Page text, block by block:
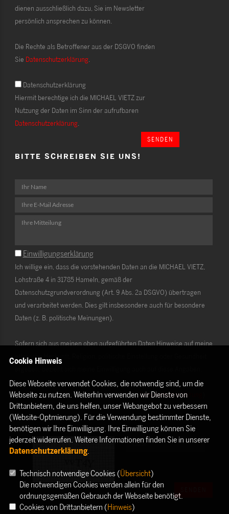
dienen ausschließlich dazu, Sie im Newsletter
persönlich ansprechen zu können.
Die Rechte als Betroffener aus der DSGVO finden
Sie Datenschutzerklärung.
Datenschutzerklärung
Hiermit berechtige ich die MICHAEL VIETZ zur
Nutzung der Daten im Sinn der aufrufbaren
Datenschutzerklärung.
SENDEN
BITTE SCHREIBEN SIE UNS!
Einwilligungserklärung
Ich willige ein, dass die vorstehenden Daten an die MICHAEL VIETZ,
Lohstraße 4 in 31785 Hameln, gemäß der
Datenschutzgrundverordnung (Art. 9 Abs. 2a DSGVO) übertragen
und verarbeitet werden. Dies gilt insbesondere auch für besondere
Daten (z. B. politische Meinungen).
Sofern sich aus meinen oben aufgeführten Daten Hinweise auf meine
ethnische Herkunft, Religion, politische Einstellung oder Gesundheit
Die Rechte als Betroffener aus der DSGVO ( Datenschutzerklärung
habe ich gelesen und verstanden.
Cookie Hinweis
Diese Webseite verwendet Cookies, die notwendig sind, um die
Webseite zu nutzen. Weiterhin verwenden wir Dienste von
Drittanbietern, die uns helfen, unser Webangebot zu verbessern
(Website-Optmierung). Für die Verwendung bestimmter Dienste,
benötigen wir Ihre Einwilligung. Ihre Einwilligung können Sie
jederzeit widerrufen. Weitere Informationen finden Sie in unserer
Datenschutzerklärung.
Technisch notwendige Cookies (Übersicht)
Die notwendigen Cookies werden allein für den
ordnungsgemäßen Gebrauch der Webseite benötigt.
Cookies von Drittanbietern (Hinweis)